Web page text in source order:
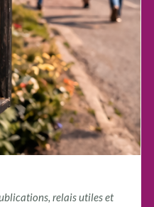
relais utiles et